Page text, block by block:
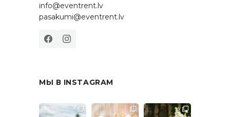
info@eventrent.lv
pasakumi@eventrent.lv
МЫ В INSTAGRAM